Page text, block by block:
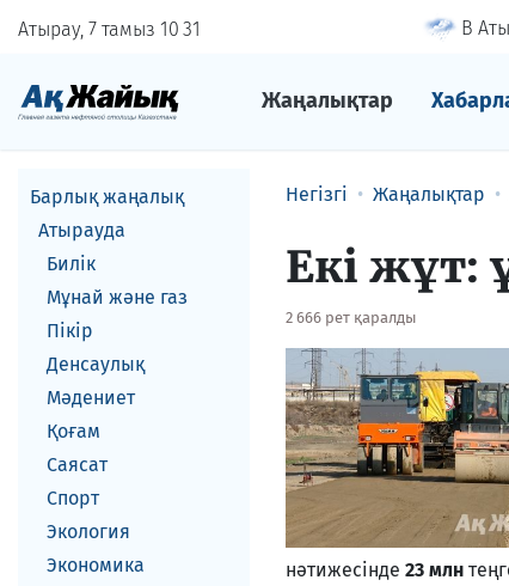
Атырау, 7 тамыз 10 31 В
Жаңалықтар
Барлық жаңалық
Атырауда
Билік
Мұнай және газ
Пікір
Денсаулық
Мәдениет
Қоғам
Саясат
Спорт
Экология
Экономика
Негізгі Жаңалықтар
Екі жұт:
2 666 рет қаралды
нәтижесінде 23 млн